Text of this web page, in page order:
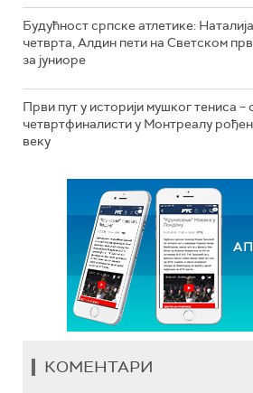
Будућност српске атлетике: Наталија
четврта, Алдин пети на Светском
за јуниоре
Први пут у историји мушког тениса –
четвртфиналисти у Монтреалу
веку
КОМЕНТАРИ